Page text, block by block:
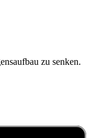
zu senken.